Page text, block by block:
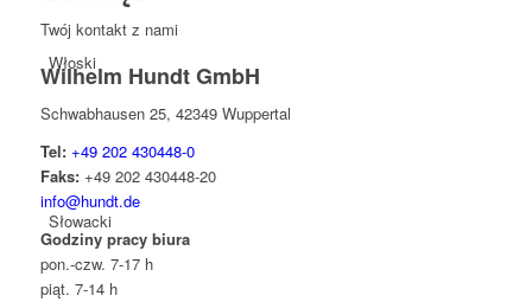
Włoski
Słowacki
Twój kontakt z nami
Wilhelm Hundt GmbH
Schwabhausen 25, 42349 Wuppertal
Tel: +49 202 430448-0
Faks:+49 202 430448-20
info@hundt.de
Godziny pracy biura
pon.-czw. 7-17 h
piąt. 7-14 h